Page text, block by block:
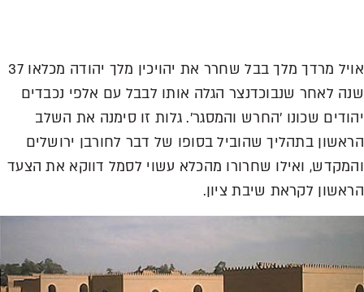
אויל מרדך מלך בבל שחרר את יהויכין מלך יהודה מכלאו 37
שנה לאחר שנבוכדנצר הגלה אותו לבבל עם אלפי נכבדים
יהודים שכונו 'החרש והמסגר'. גלות זו סימנה את השלב
הראשון בתהליך שהוביל בסופו של דבר לחורבן ירושלים
והמקדש, ואילו שחרורו מהכלא עשוי לסמל דווקא את הצעד
הראשון לקראת שיבת ציון.